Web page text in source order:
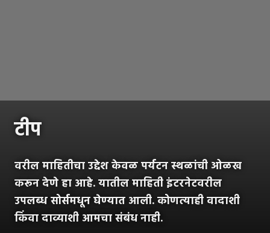
टीप
वरील माहितीचा उद्देश केवळ पर्यटन स्थळांची ओळख
करून देणे हा आहे. यातील माहिती इंटरनेटवरील
उपलब्ध सोर्समधून घेण्यात आली. कोणत्याही वादाशी
किंवा दाव्याशी आमचा संबंध नाही.